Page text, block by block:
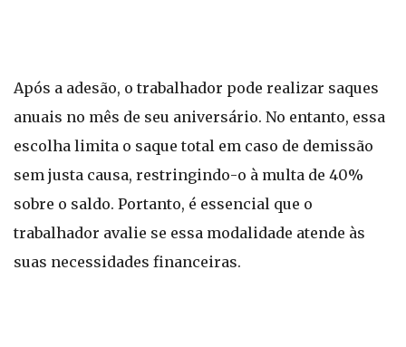
Após a adesão, o trabalhador pode realizar saques
anuais no mês de seu aniversário. No entanto, essa
escolha limita o saque total em caso de demissão
sem justa causa, restringindo-o à multa de 40%
sobre o saldo. Portanto, é essencial que o
trabalhador avalie se essa modalidade atende às
suas necessidades financeiras.